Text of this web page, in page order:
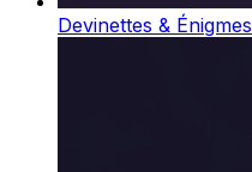
Devinettes & Énigmes